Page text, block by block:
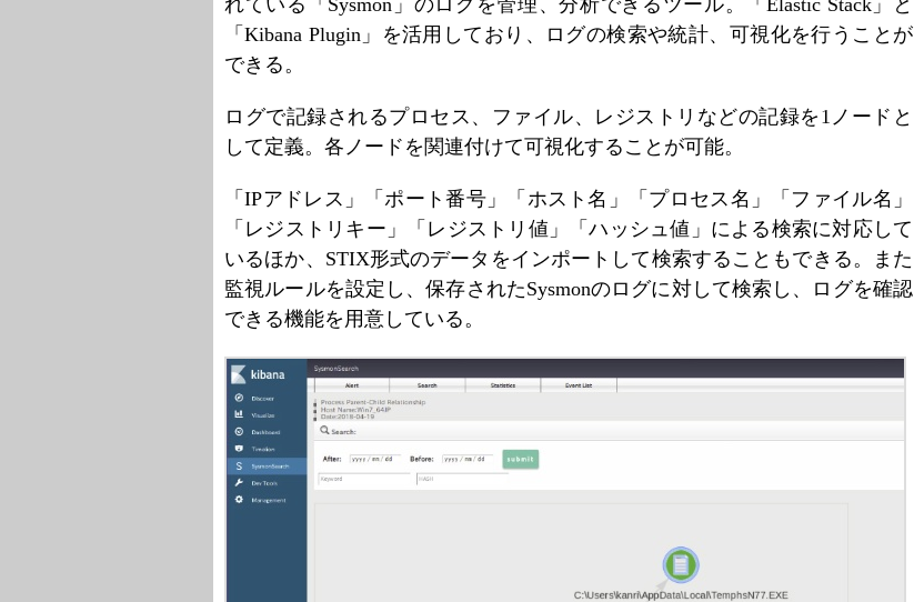
れている「Sysmon」のログを管理、分析できるツール。「Elastic Stack」と
「Kibana Plugin」を活用しており、ログの検索や統計、可視化を行うことが
できる。
ログで記録されるプロセス、ファイル、レジストリなどの記録を1ノードと
して定義。各ノードを関連付けて可視化することが可能。
「IPアドレス」「ポート番号」「ホスト名」「プロセス名」「ファイル名」
「レジストリキー」「レジストリ値」「ハッシュ値」による検索に対応して
いるほか、STIX形式のデータをインポートして検索することもできる。また
監視ルールを設定し、保存されたSysmonのログに対して検索し、ログを確認
できる機能を用意している。